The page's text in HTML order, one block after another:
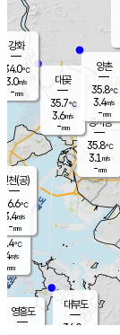
의도
℃
m/s
mm
영흥도
대부도
36.0
경서동
35.8℃
3.1 m/s
-mm
대곶
35.7℃
3.6m/s
-mm
양촌
35.8℃
3.4m/s
-mm
강화
34.0℃
3.0m/s
-mm
인천(공)
36.6℃
3.4m/s
-mm